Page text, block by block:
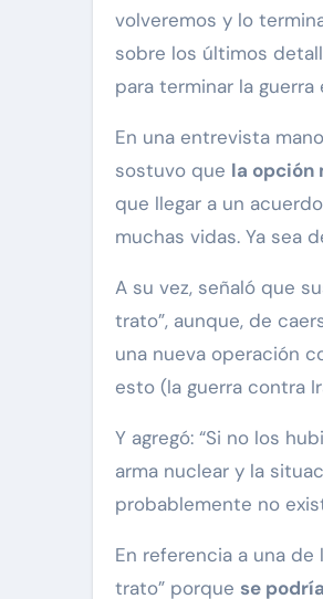
volveremos y lo
sobre los últimos
para terminar la
En una entrevista
sostuvo que la opción
que llegar a un
muchas vidas. Ya sea
A su vez, señaló que
trato”, aunque, de
una nueva operación
esto (la guerra contra
Y agregó: “Si no los
arma nuclear y la
probablemente no
En referencia a una
trato” porque se